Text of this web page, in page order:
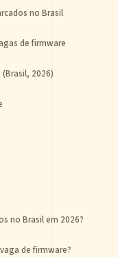
no Brasil
de firmware
2026)
no Brasil em 2026?
de firmware?